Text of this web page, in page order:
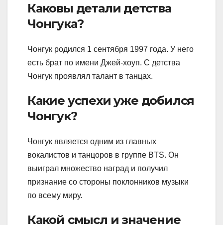
Каковы детали детства
Чонгука?
Чонгук родился 1 сентября 1997 года. У него
есть брат по имени Джей-хоуп. С детства
Чонгук проявлял талант в танцах.
Какие успехи уже добился
Чонгук?
Чонгук является одним из главных
вокалистов и танцоров в группе BTS. Он
выиграл множество наград и получил
признание со стороны поклонников музыки
по всему миру.
Какой смысл и значение